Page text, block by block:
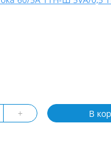
+ В